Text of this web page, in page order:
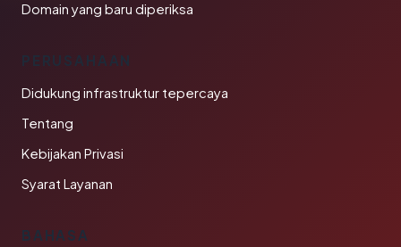
Domain yang baru diperiksa
PERUSAHAAN
Didukung infrastruktur tepercaya
Tentang
Kebijakan Privasi
Syarat Layanan
BAHASA